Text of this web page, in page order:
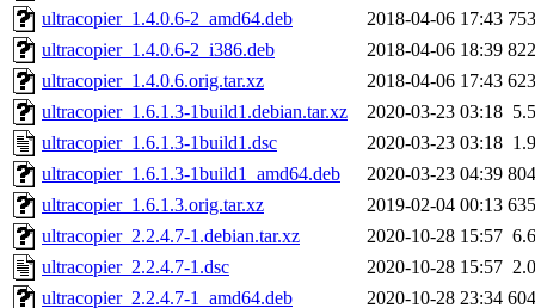
ultracopier_1.4.0.6-2_amd64.deb
2018-04-06 17:43
ultracopier_1.4.0.6-2_i386.deb
2018-04-06 18:39
ultracopier_1.4.0.6.orig.tar.xz
2018-04-06 17:43
ultracopier_1.6.1.3-1build1.debian.tar.xz
2020-03-23 03:18
ultracopier_1.6.1.3-1build1.dsc
2020-03-23 03:18
ultracopier_1.6.1.3-1build1_amd64.deb
2020-03-23 04:39
ultracopier_1.6.1.3.orig.tar.xz
2019-02-04 00:13
ultracopier_2.2.4.7-1.debian.tar.xz
2020-10-28 15:57
ultracopier_2.2.4.7-1.dsc
2020-10-28 15:57
ultracopier_2.2.4.7-1_amd64.deb
2020-10-28 23:34